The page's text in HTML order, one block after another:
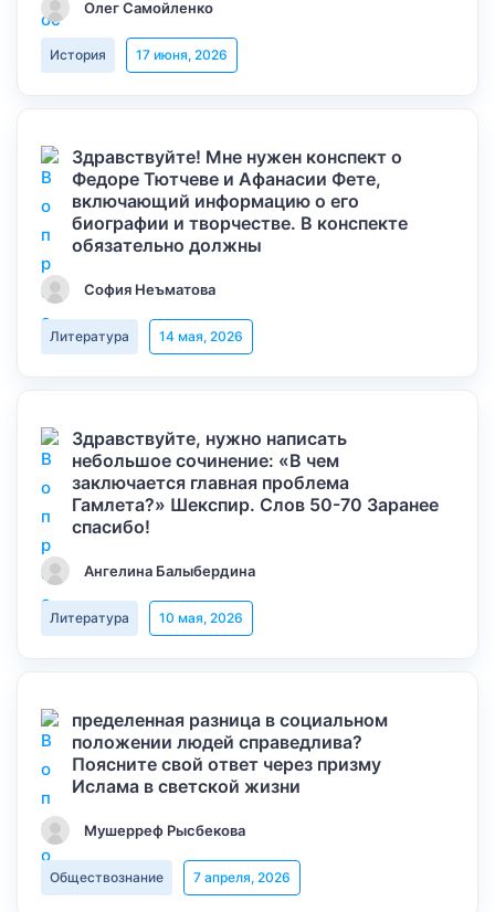
Олег Самойленко
История 17 июня, 2026
Здравствуйте! Мне нужен конспект о
Федоре Тютчеве и Афанасии Фете,
включающий информацию о его
биографии и творчестве. В конспекте
обязательно должны
София Неъматова
Литература 14 мая, 2026
Здравствуйте, нужно написать
небольшое сочинение: «В чем
заключается главная проблема
Гамлета?» Шекспир. Слов 50-70 Заранее
спасибо!
Ангелина Балыбердина
Литература 10 мая, 2026
пределенная разница в социальном
положении людей справедлива?
Поясните свой ответ через призму
Ислама в светской жизни
Мушерреф Рысбекова
Обществознание 7 апреля, 2026